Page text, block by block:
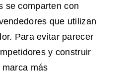
se comparten con
que utilizan
Para evitar parecer
y construir
más